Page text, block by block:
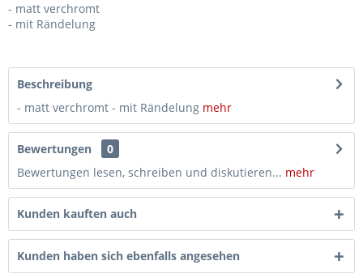
- matt verchromt
- mit Rändelung
Beschreibung
- matt verchromt - mit Rändelung mehr
Bewertungen
0
Bewertungen lesen, schreiben und diskutieren... mehr
Kunden kauften auch
Kunden haben sich ebenfalls angesehen